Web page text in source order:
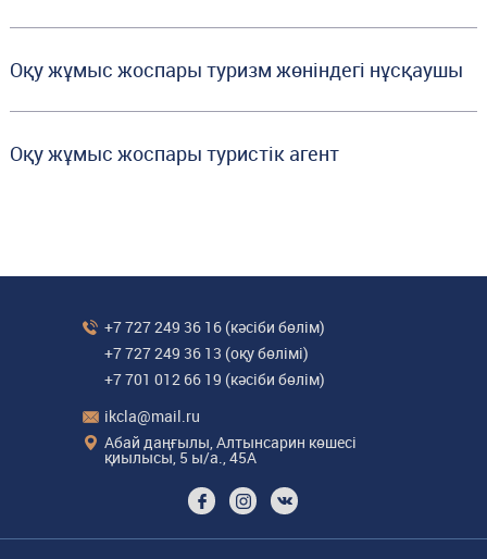
Оқу жұмыс жоспары туризм жөніндегі нұсқаушы
Оқу жұмыс жоспары туристік агент
+7 727 249 36 16 (кәсіби бөлім)
+7 727 249 36 13 (оқу бөлімі)
+7 701 012 66 19 (кәсіби бөлім)
ikcla@mail.ru
Абай даңғылы, Алтынсарин көшесі
қиылысы, 5 ы/а., 45А